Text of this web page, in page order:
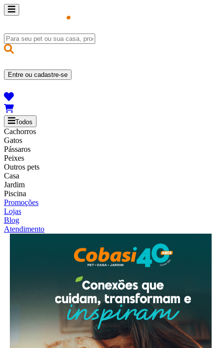
Entre ou cadastre-se
Todos
Cachorros
Gatos
Pássaros
Peixes
Outros pets
Casa
Jardim
Piscina
Promoções
Lojas
Blog
Atendimento